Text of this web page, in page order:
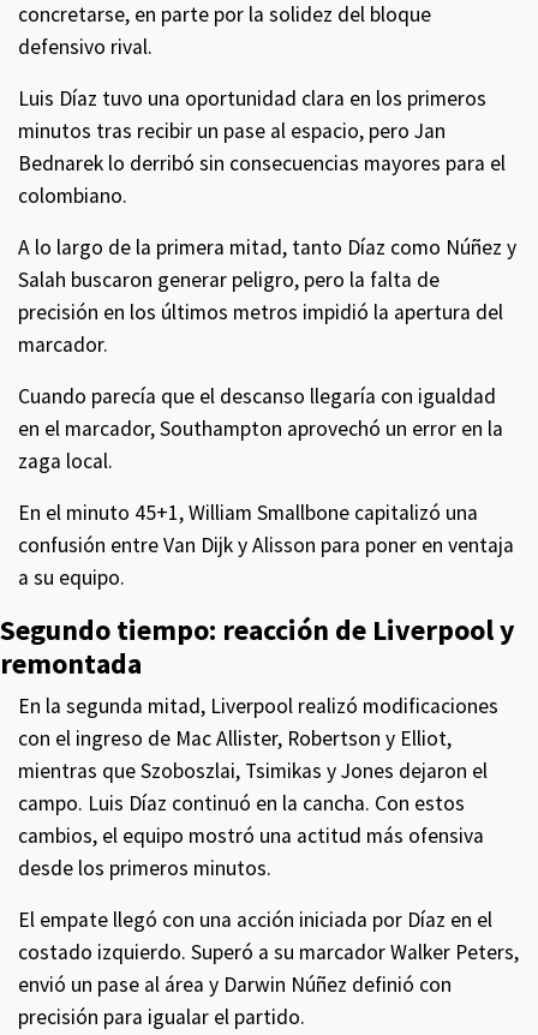
concretarse, en parte por la solidez del bloque
defensivo rival.
Luis Díaz tuvo una oportunidad clara en los primeros
minutos tras recibir un pase al espacio, pero Jan
Bednarek lo derribó sin consecuencias mayores para el
colombiano.
A lo largo de la primera mitad, tanto Díaz como Núñez y
Salah buscaron generar peligro, pero la falta de
precisión en los últimos metros impidió la apertura del
marcador.
Cuando parecía que el descanso llegaría con igualdad
en el marcador, Southampton aprovechó un error en la
zaga local.
En el minuto 45+1, William Smallbone capitalizó una
confusión entre Van Dijk y Alisson para poner en ventaja
a su equipo.
Segundo tiempo: reacción de Liverpool y
remontada
En la segunda mitad, Liverpool realizó modificaciones
con el ingreso de Mac Allister, Robertson y Elliot,
mientras que Szoboszlai, Tsimikas y Jones dejaron el
campo. Luis Díaz continuó en la cancha. Con estos
cambios, el equipo mostró una actitud más ofensiva
desde los primeros minutos.
El empate llegó con una acción iniciada por Díaz en el
costado izquierdo. Superó a su marcador Walker Peters,
envió un pase al área y Darwin Núñez definió con
precisión para igualar el partido.